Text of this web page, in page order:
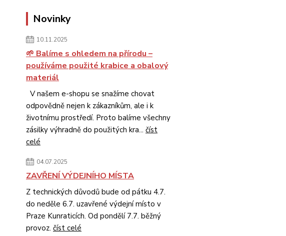
Novinky
10.11.2025
🌱 Balíme s ohledem na přírodu –
používáme použité krabice a obalový
materiál
V našem e-shopu se snažíme chovat
odpovědně nejen k zákazníkům, ale i k
životnímu prostředí. Proto balíme všechny
zásilky výhradně do použitých kra... číst
celé
04.07.2025
ZAVŘENÍ VÝDEJNÍHO MÍSTA
Z technických důvodů bude od pátku 4.7.
do neděle 6.7. uzavřené výdejní místo v
Praze Kunraticích. Od pondělí 7.7. běžný
provoz. číst celé